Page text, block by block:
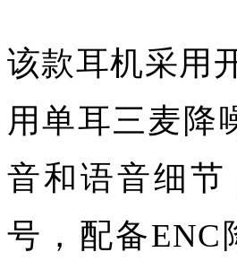
该款耳机采用
用单耳三麦降
音和语音细
号，配备